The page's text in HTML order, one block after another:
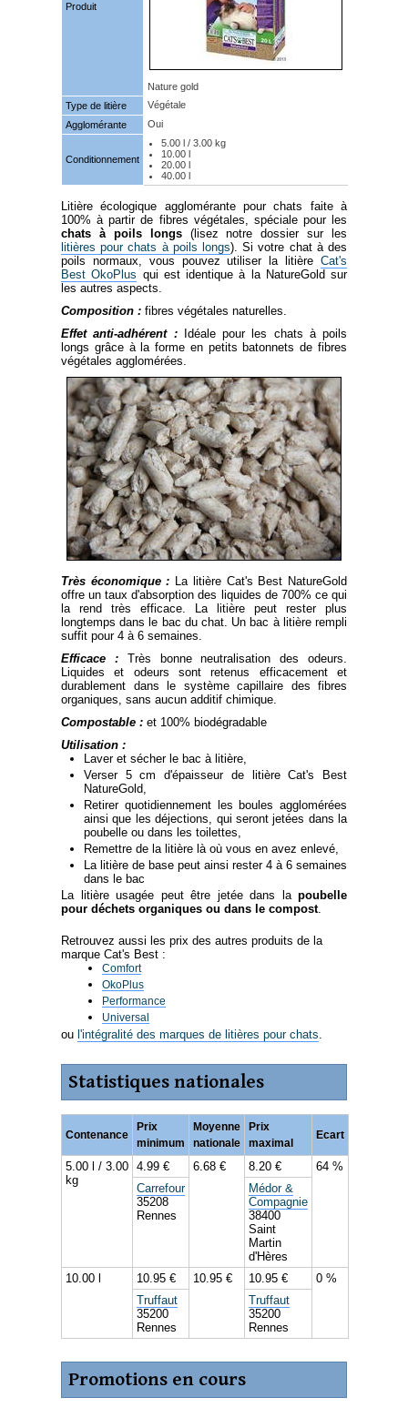
Produit
Nature gold
Type de litière
Végétale
Agglomérante
Oui
Conditionnement
5.00 l / 3.00 kg
10.00 l
20.00 l
40.00 l
Litière écologique agglomérante pour chats faite à
100% à partir de fibres végétales, spéciale pour les
chats à poils longs(lisez notre dossier sur les
litières pour chats à poils longs). Si votre chat à des
poils normaux, vous pouvez utiliser la litière Cat's
Best OkoPlus qui est identique à la NatureGold sur
les autres aspects.
Composition : fibres végétales naturelles.
Effet anti-adhérent :
Idéale pour les chats à poils
longs grâce à la forme en petits batonnets de fibres
végétales agglomérées.
Très économique : La litière Cat's Best NatureGold
offre un taux d'absorption des liquides de 700% ce qui
la rend très efficace. La litière peut rester plus
longtemps dans le bac du chat. Un bac à litière rempli
suffit pour 4 à 6 semaines.
Efficace : Très bonne neutralisation des odeurs.
Liquides et odeurs sont retenus efficacement et
durablement dans le système capillaire des fibres
organiques, sans aucun additif chimique.
Compostable : et 100% biodégradable
Utilisation :
Laver et sécher le bac à litière,
Verser 5 cm d'épaisseur de litière Cat's Best
NatureGold,
Retirer quotidiennement les boules agglomérées
ainsi que les déjections, qui seront jetées dans la
poubelle ou dans les toilettes,
Remettre de la litière là où vous en avez enlevé,
La litière de base peut ainsi rester 4 à 6 semaines
dans le bac
La litière usagée peut être jetée dans la poubelle
pour déchets organiques ou dans le compost.
Retrouvez aussi les prix des autres produits de la
marque Cat's Best :
Comfort
OkoPlus
Performance
Universal
ou l'intégralité des marques de litières pour chats.
Statistiques nationales
Contenance
Prix
minimum
Moyenne
nationale
Prix
maximal
Ecart
5.00 l / 3.00
kg
4.99 € 6.68 € 8.20 €
64 %
Carrefour
35208
Rennes
Médor &
Compagnie
38400
Saint
Martin
d'Hères
10.00 l
10.95 € 10.95 € 10.95 €
0 %
Truffaut
35200
Rennes
Truffaut
35200
Rennes
Promotions en cours